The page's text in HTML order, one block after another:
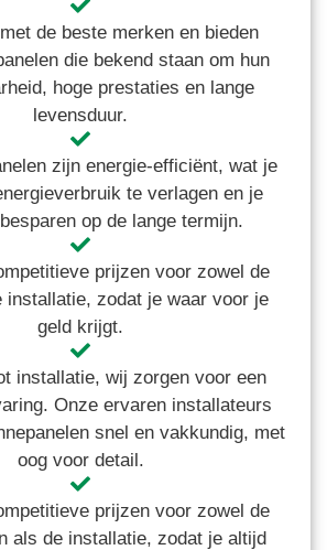
de beste merken en bieden
die bekend staan om hun
hoge prestaties en lange
levensduur.
zijn energie-efficiënt, wat je
te verlagen en je
op de lange termijn.
prijzen voor zowel de
installatie, zodat je waar voor je
geld krijgt.
installatie, wij zorgen voor een
Onze ervaren installateurs
snel en vakkundig, met
oog voor detail.
prijzen voor zowel de
als de installatie, zodat je altijd